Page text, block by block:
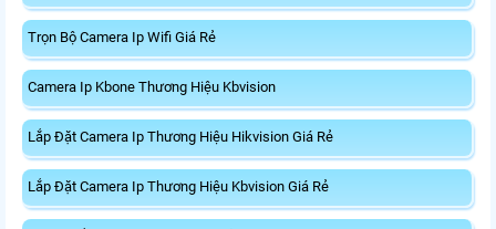
Trọn Bộ Camera Ip Wifi Giá Rẻ
Camera Ip Kbone Thương Hiệu Kbvision
Lắp Đặt Camera Ip Thương Hiệu Hikvision Giá Rẻ
Lắp Đặt Camera Ip Thương Hiệu Kbvision Giá Rẻ